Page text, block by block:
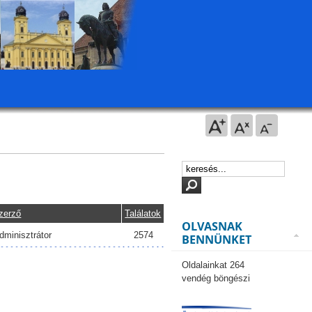
Találatok
2574
OLVASNAK
BENNÜNKET
Oldalainkat 264
vendég böngészi